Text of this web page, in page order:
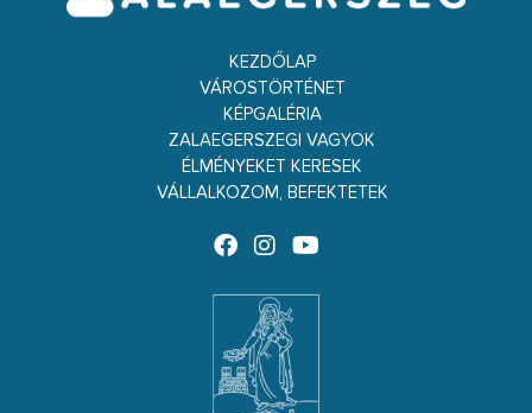
KEZDŐLAP
VÁROSTÖRTÉNET
KÉPGALÉRIA
ZALAEGERSZEGI VAGYOK
ÉLMÉNYEKET KERESEK
VÁLLALKOZOM, BEFEKTETEK